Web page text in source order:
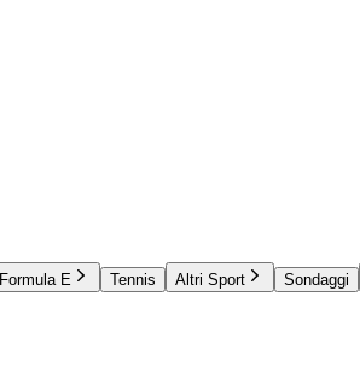
Formula E Tennis Altri Sport Sondaggi